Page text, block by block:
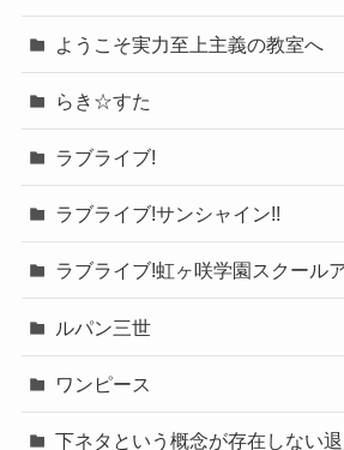
ようこそ実力至上主義の教室へ
らき☆すた
ラブライブ!
ラブライブ!サンシャイン!!
ラブライブ!虹ヶ咲学園スクール
ルパン三世
ワンピース
下ネタという概念が存在しない